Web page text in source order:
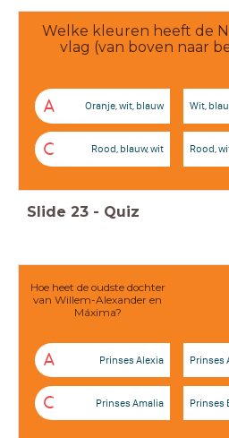
Welke kleuren heeft de
vlag (van boven naar
A Oranje, wit, blauw Wit,
C Rood, blauw, wit Rood,
Slide 23 - Quiz
Hoe heet de oudste dochter
van Willem-Alexander en
Máxima?
A Prinses Alexia Prinses
C Prinses Amalia Prinses